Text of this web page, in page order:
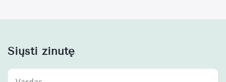
Siųsti žinutę